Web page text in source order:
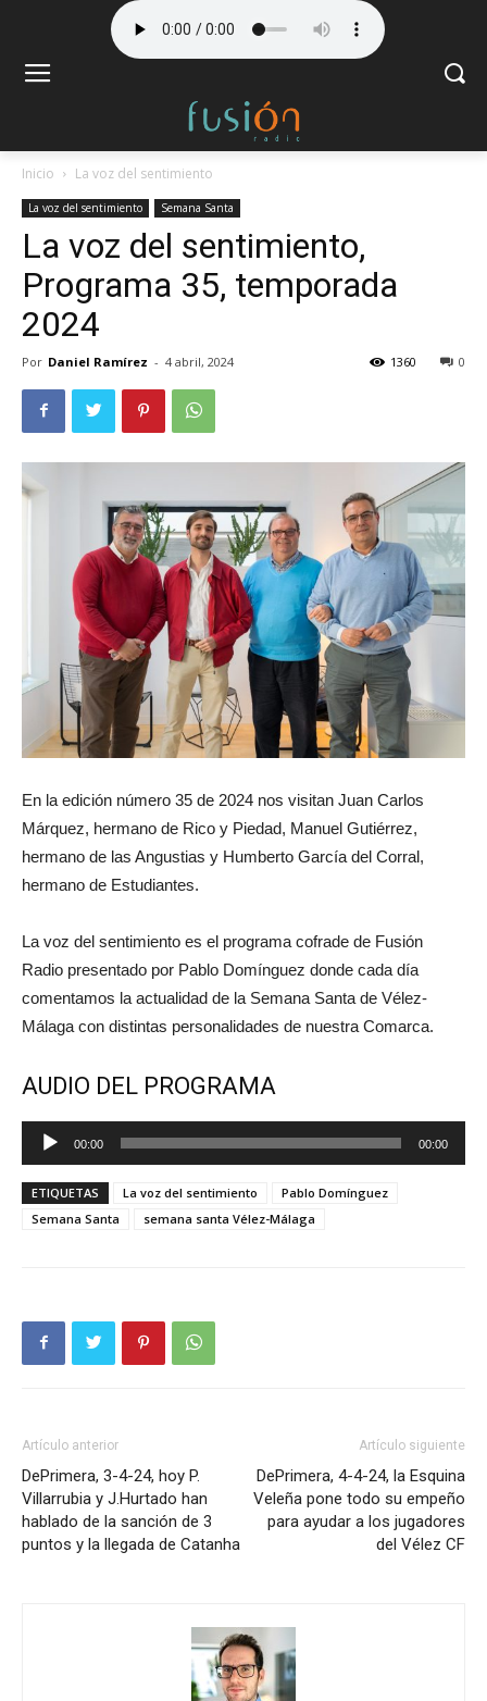
Inicio La voz del sentimiento
La voz del sentimiento Semana Santa
La voz del sentimiento,
Programa 35, temporada
2024
Por Daniel Ramírez - 4 abril, 2024 0
1360
En la edición número 35 de 2024 nos visitan Juan Carlos
Márquez, hermano de Rico y Piedad, Manuel Gutiérrez,
hermano de las Angustias y Humberto García del Corral,
hermano de Estudiantes.
La voz del sentimiento es el programa cofrade de Fusión
Radio presentado por Pablo Domínguez donde cada día
comentamos la actualidad de la Semana Santa de Vélez-
Málaga con distintas personalidades de nuestra Comarca.
AUDIO DEL PROGRAMA
Reproductor
de
audio
00:00 00:00
ETIQUETAS La voz del sentimiento
Pablo Domínguez
Semana Santa
semana santa Vélez-Málaga
Artículo anterior
DePrimera, 3-4-24, hoy P.
Villarrubia y J.Hurtado han
hablado de la sanción de 3
puntos y la llegada de Catanha
Artículo siguiente
DePrimera, 4-4-24, la Esquina
Veleña pone todo su empeño
para ayudar a los jugadores
del Vélez CF